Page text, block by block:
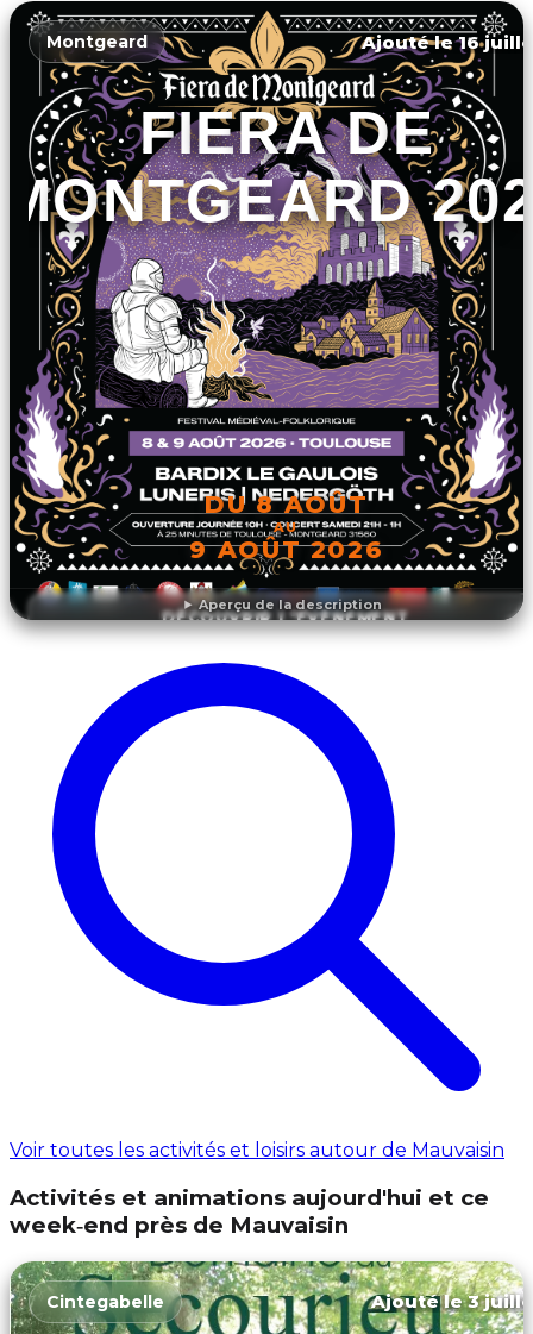
Aperçu de la description
Montgeard Ajouté le 16
FIERA DE
MONTGEARD
DU 8 AOÛT
AU
9 AOÛT 2026
DÉCOUVRIR L'ÉVÉNEMENT
Voir toutes les activités et loisirs autour de Mauvaisin
Activités et animations aujourd'hui et ce
week‑end près de Mauvaisin
Cintegabelle Ajouté le 3